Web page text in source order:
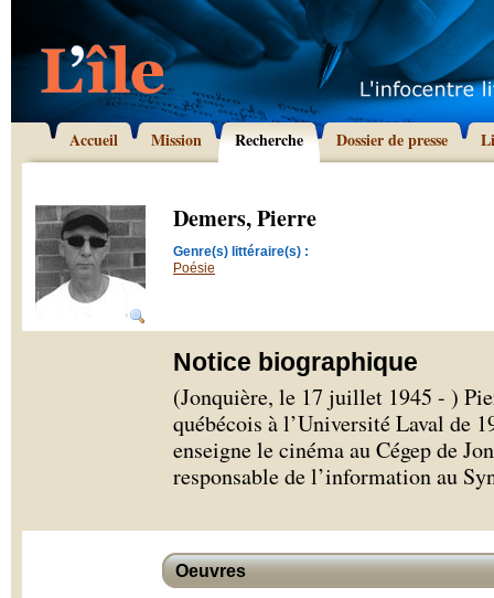
Accueil Mission Recherche Dossier de presse
Demers, Pierre
Genre(s) littéraire(s) :
Poésie
Notice biographique
(Jonquière, le 17 juillet 1945 - )
québécois à l’Université Laval de
enseigne le cinéma au Cégep de
responsable de l’information au
Oeuvres